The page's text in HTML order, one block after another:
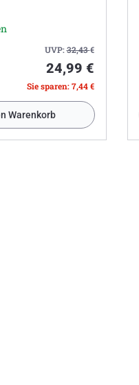
UVP:32,43€
24,99 €
Sie sparen: 7,44 €
Warenkorb